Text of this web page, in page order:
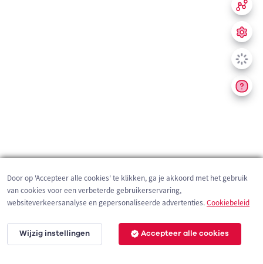
200 m
Door op 'Accepteer alle cookies' te klikken, ga je akkoord met het gebruik
van cookies voor een verbeterde gebruikerservaring,
websiteverkeersanalyse en gepersonaliseerde advertenties.Cookiebeleid
Wijzig instellingen Accepteer alle cookies